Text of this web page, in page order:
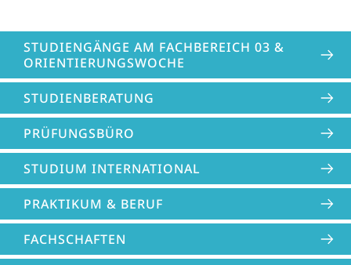
STUDIENGÄNGE AM FACHBEREICH 03 &
ORIENTIERUNGSWOCHE
STUDIENBERATUNG
PRÜFUNGSBÜRO
STUDIUM INTERNATIONAL
PRAKTIKUM & BERUF
FACHSCHAFTEN